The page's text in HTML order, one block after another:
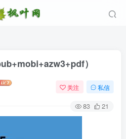
）
关注 私信
83 21